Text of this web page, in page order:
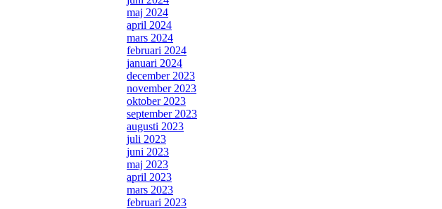
maj 2024
april 2024
mars 2024
februari 2024
januari 2024
december 2023
november 2023
oktober 2023
september 2023
augusti 2023
juli 2023
juni 2023
maj 2023
april 2023
mars 2023
februari 2023